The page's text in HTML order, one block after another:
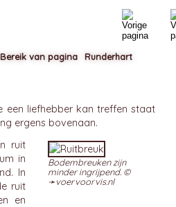
een liefhebber kan treffen staat
ergens bovenaan.
Bodembreuken zijn
minder ingrijpend. ©
➛voervoorvis.nl
ruit
in
In
ruit
en
Runderhart